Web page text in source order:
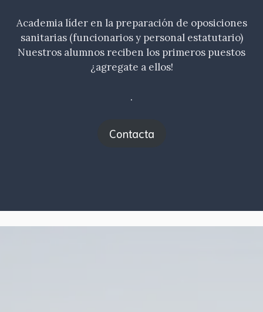
Academia líder en la preparación de oposiciones
sanitarias (funcionarios y personal estatutario)
Nuestros alumnos reciben los primeros puestos
¿agregate a ellos!
.
Contacta